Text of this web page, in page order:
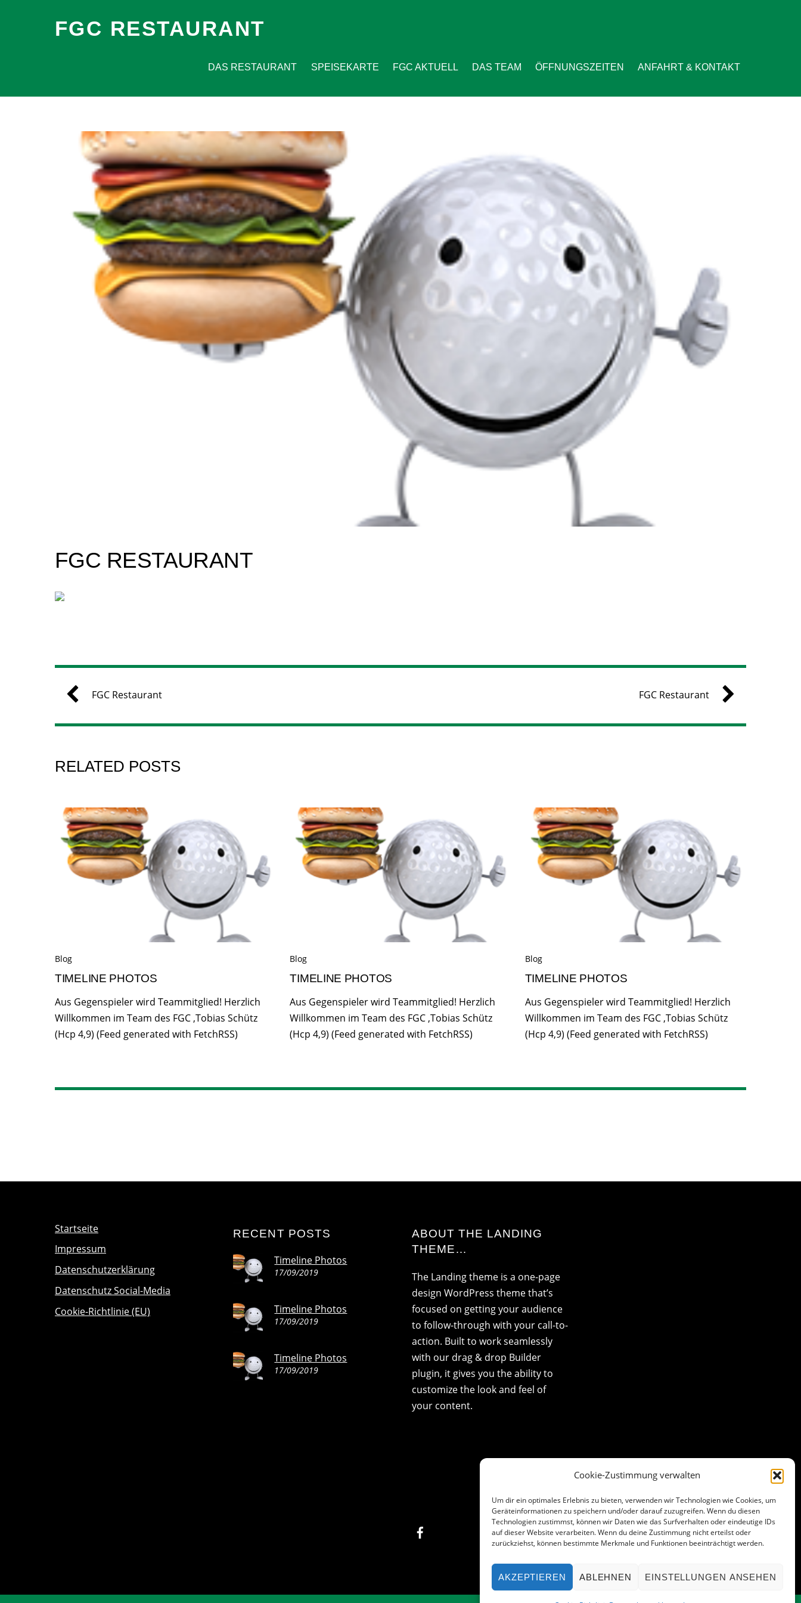
Cookie-Zustimmung verwalten
Um dir ein optimales Erlebnis zu bieten, verwenden wir Technologien wie Cookies, um
Geräteinformationen zu speichern und/oder darauf zuzugreifen. Wenn du diesen
Technologien zustimmst, können wir Daten wie das Surfverhalten oder eindeutige IDs
auf dieser Website verarbeiten. Wenn du deine Zustimmung nicht erteilst oder
zurückziehst, können bestimmte Merkmale und Funktionen beeinträchtigt werden.
AKZEPTIEREN ABLEHNEN EINSTELLUNGEN ANSEHEN
FGC RESTAURANT
DAS RESTAURANT SPEISEKARTE FGC AKTUELL DAS TEAM ÖFFNUNGSZEITEN ANFAHRT & KONTAKT
FGC RESTAURANT
FGC Restaurant FGC Restaurant
RELATED POSTS
Blog
TIMELINE PHOTOS
Aus Gegenspieler wird Teammitglied! Herzlich
Willkommen im Team des FGC ,Tobias Schütz
(Hcp 4,9) (Feed generated with FetchRSS)
Blog
TIMELINE PHOTOS
Aus Gegenspieler wird Teammitglied! Herzlich
Willkommen im Team des FGC ,Tobias Schütz
(Hcp 4,9) (Feed generated with FetchRSS)
Blog
TIMELINE PHOTOS
Aus Gegenspieler wird Teammitglied! Herzlich
Willkommen im Team des FGC ,Tobias Schütz
(Hcp 4,9) (Feed generated with FetchRSS)
Startseite
Impressum
Datenschutzerklärung
Datenschutz Social-Media
Cookie-Richtlinie (EU)
RECENT POSTS
Timeline Photos
17/09/2019
Timeline Photos
17/09/2019
Timeline Photos
17/09/2019
ABOUT THE LANDING
THEME…
The Landing theme is a one-page
design WordPress theme that’s
focused on getting your audience
to follow-through with your call-to-
action. Built to work seamlessly
with our drag & drop Builder
plugin, it gives you the ability to
customize the look and feel of
your content.